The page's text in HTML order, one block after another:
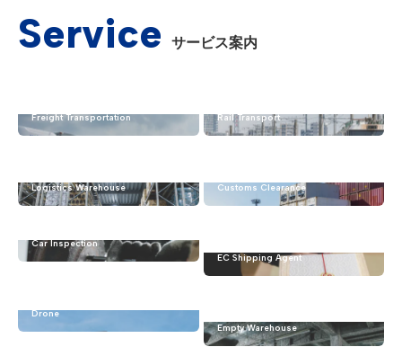
Service サービス案内
Freight Transportation Rail Transport
Logistics Warehouse Customs Clearance
Car Inspection
EC Shipping Agent
Drone
Empty Warehouse